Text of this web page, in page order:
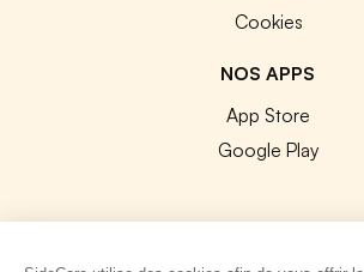
Cookies
NOS APPS
App Store
Google Play